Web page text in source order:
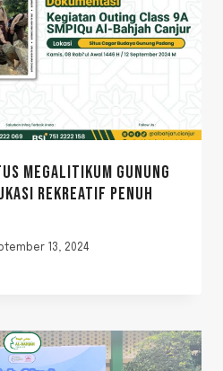
MEGALITIKUM GUNUNG
REKREATIF PENUH
13, 2024